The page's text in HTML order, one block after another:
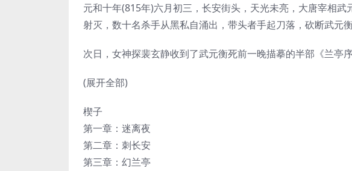
元和十年(815年)六月初三，长安街头，天光未亮，大唐宰相
射灭，数十名杀手从黑私自涌出，带头者手起刀落，砍断武元
次日，女神探裴玄静收到了武元衡死前一晚描摹的半部《兰亭
(展开全部)
楔子
第一章：迷离夜
第二章：刺长安
第三章：幻兰亭